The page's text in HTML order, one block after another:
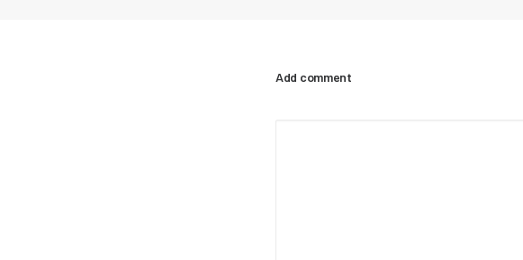
Add comment